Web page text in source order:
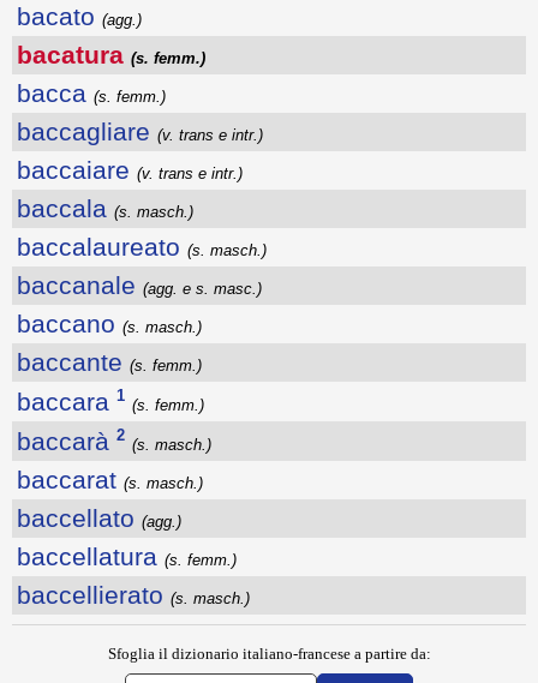
bacato (agg.)
bacatura (s. femm.)
bacca (s. femm.)
baccagliare (v. trans e intr.)
baccaiare (v. trans e intr.)
baccala (s. masch.)
baccalaureato (s. masch.)
baccanale (agg. e s. masc.)
baccano (s. masch.)
baccante (s. femm.)
baccara 1
(s. femm.)
baccarà 2
(s. masch.)
baccarat (s. masch.)
baccellato (agg.)
baccellatura (s. femm.)
baccellierato (s. masch.)
Sfoglia il dizionario italiano-francese a partire da: